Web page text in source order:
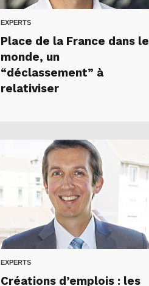
EXPERTS
Place de la France dans le
monde, un
“déclassement” à
relativiser
EXPERTS
Créations d’emplois : les